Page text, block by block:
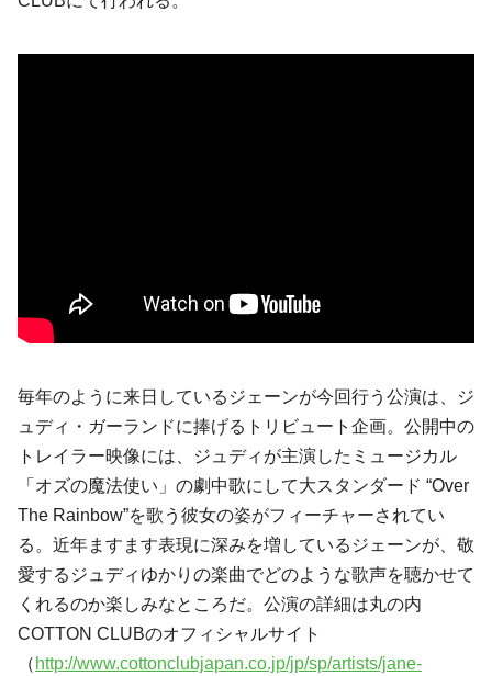
毎年のように来日しているジェーンが今回行う公演は、
ジ
ュディ・ガーランドに捧げるトリビュート企画。公開中の
トレイラー映像には、ジュディが主演したミュージカル
「オズの魔法使い」の劇中歌にして大スタンダード “Over
The Rainbow”を歌う彼女の姿がフィーチャーされてい
る。近年ますます表現に深みを増しているジェーンが、敬
愛するジュディゆかりの楽曲でどのような歌声を聴かせて
くれるのか楽しみなところだ。公演の詳細は丸の内
COTTON CLUBのオフィシャルサイト
（ http://www.cottonclubjapan.co.jp/jp/sp/artists/jane-